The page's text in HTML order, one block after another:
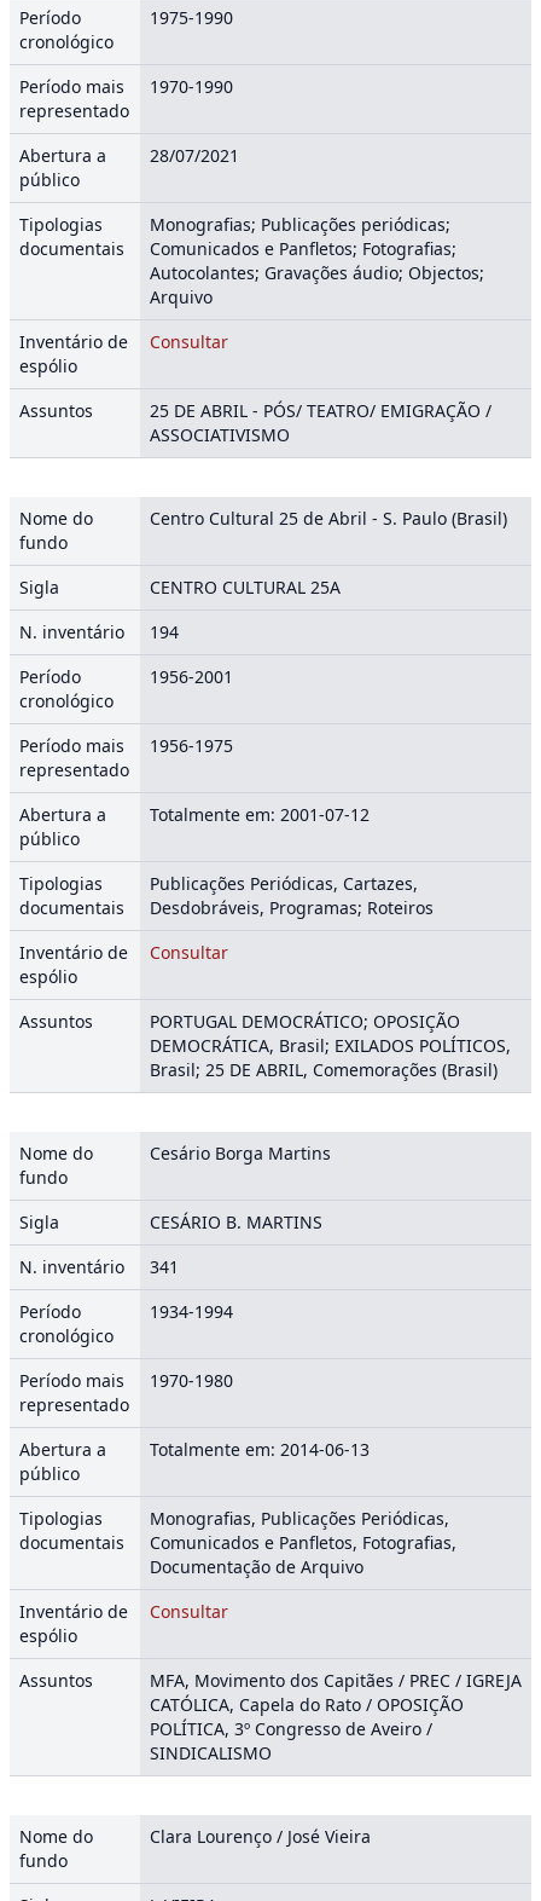
Período
cronológico
1975-1990
Período mais
representado
1970-1990
Abertura a
público
28/07/2021
Tipologias
documentais
Monografias; Publicações periódicas;
Comunicados e Panfletos; Fotografias;
Autocolantes; Gravações áudio; Objectos;
Arquivo
Inventário de
espólio
Consultar
Assuntos
25 DE ABRIL - PÓS/ TEATRO/ EMIGRAÇÃO /
ASSOCIATIVISMO
Nome do
fundo
Centro Cultural 25 de Abril - S. Paulo (Brasil)
Sigla
CENTRO CULTURAL 25A
N. inventário
194
Período
cronológico
1956-2001
Período mais
representado
1956-1975
Abertura a
público
Totalmente em: 2001-07-12
Tipologias
documentais
Publicações Periódicas, Cartazes,
Desdobráveis, Programas; Roteiros
Inventário de
espólio
Consultar
Assuntos
PORTUGAL DEMOCRÁTICO; OPOSIÇÃO
DEMOCRÁTICA, Brasil; EXILADOS POLÍTICOS,
Brasil; 25 DE ABRIL, Comemorações (Brasil)
Nome do
fundo
Cesário Borga Martins
Sigla
CESÁRIO B. MARTINS
N. inventário
341
Período
cronológico
1934-1994
Período mais
representado
1970-1980
Abertura a
público
Totalmente em: 2014-06-13
Tipologias
documentais
Monografias, Publicações Periódicas,
Comunicados e Panfletos, Fotografias,
Documentação de Arquivo
Inventário de
espólio
Consultar
Assuntos
MFA, Movimento dos Capitães / PREC / IGREJA
CATÓLICA, Capela do Rato / OPOSIÇÃO
POLÍTICA, 3º Congresso de Aveiro /
SINDICALISMO
Nome do
fundo
Clara Lourenço / José Vieira